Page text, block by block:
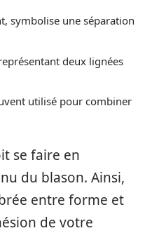
symbolise une séparation
deux lignées
utilisé pour combiner
se faire en
du blason. Ainsi,
entre forme et
de votre